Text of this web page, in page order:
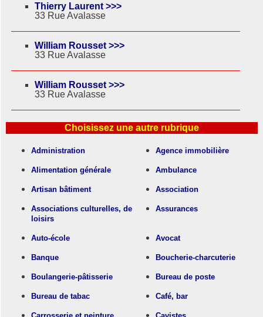
Thierry Laurent >>>
33 Rue Avalasse
William Rousset >>>
33 Rue Avalasse
William Rousset >>>
33 Rue Avalasse
Choisissez une autre rubrique
Administration Agence immobilière
Alimentation générale Ambulance
Artisan bâtiment Association
Associations culturelles, de
loisirs
Assurances
Auto-école Avocat
Banque Boucherie-charcuterie
Boulangerie-pâtisserie Bureau de poste
Bureau de tabac Café, bar